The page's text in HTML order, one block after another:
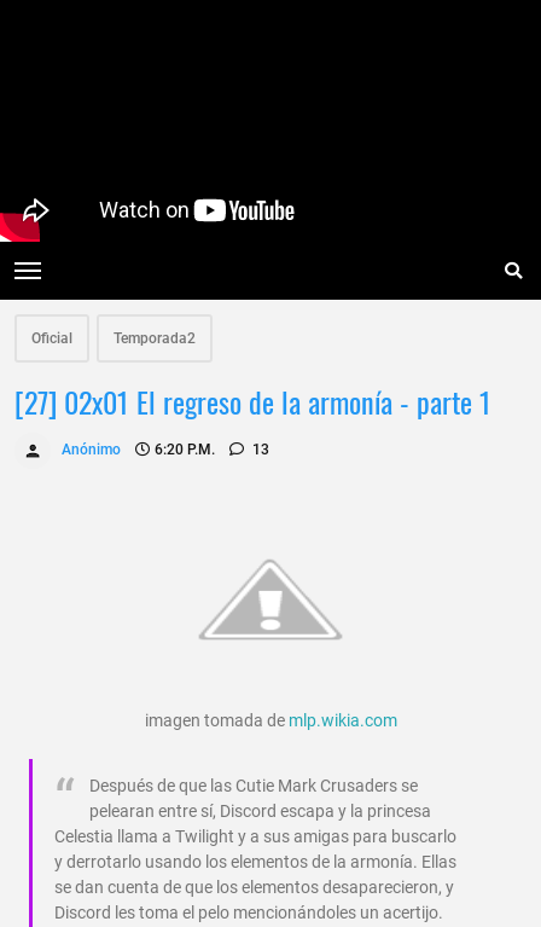
Oficial Temporada2
[27] 02x01 El regreso de la armonía - parte 1
Anónimo 6:20 P.m. 13
imagen tomada de mlp.wikia.com
Después de que las Cutie Mark Crusaders se
pelearan entre sí, Discord escapa y la princesa
Celestia llama a Twilight y a sus amigas para buscarlo
y derrotarlo usando los elementos de la armonía. Ellas
se dan cuenta de que los elementos desaparecieron, y
Discord les toma el pelo mencionándoles un acertijo.